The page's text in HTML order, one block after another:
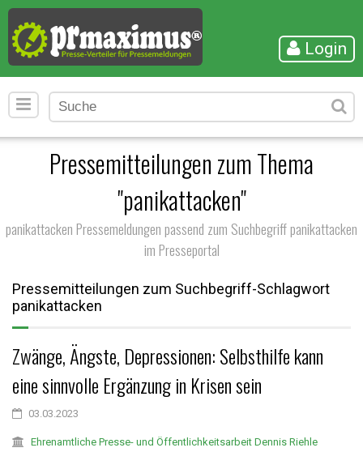
Login
Pressemitteilungen zum Thema
"panikattacken"
panikattacken Pressemeldungen passend zum Suchbegriff panikattacken
im Presseportal
Pressemitteilungen zum Suchbegriff-Schlagwort
panikattacken
Zwänge, Ängste, Depressionen: Selbsthilfe kann
eine sinnvolle Ergänzung in Krisen sein
03.03.2023
Ehrenamtliche Presse- und Öffentlichkeitsarbeit Dennis Riehle